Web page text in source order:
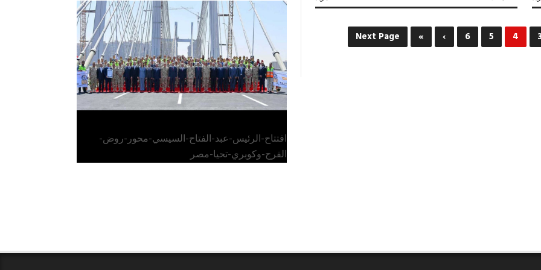
كلام
4
5
6
›
»
Next Page
الرئيس عبد الفتاح السيسي يفتتح محور روض
الفرج وكوبري تحيا مصر
افتتاح-الرئيس-عبد-الفتاح-السيسي-محور-روض-
الفرج-وكوبري-تحيا-مصر